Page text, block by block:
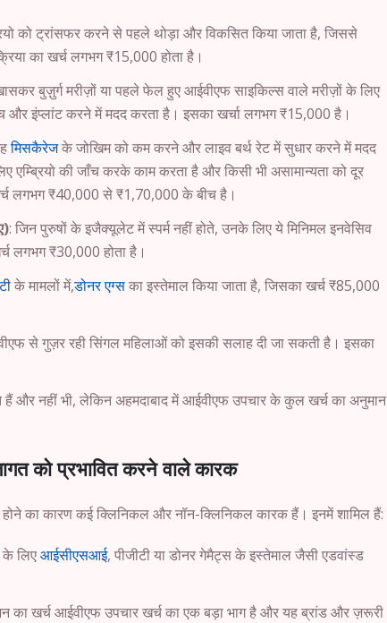
को ट्रांसफर करने से पहले थोड़ा और विकसित किया जाता है, जिससे
का खर्च लगभग ₹15,000 होता है।
बुज़ुर्ग मरीज़ों या पहले फेल हुए आईवीएफ साइकिल्स वाले मरीज़ों के लिए
और इंप्लांट करने में मदद करता है। इसका खर्चा लगभग ₹15,000 है।
मिसकैरेजके जोखिम को कम करने और लाइव बर्थ रेट में सुधार करने में मदद
एम्ब्रियो की जाँच करके काम करता है और किसी भी असामान्यता को दूर
लगभग ₹40,000 से ₹1,70,000 के बीच है।
: जिन पुरुषों के इजैक्यूलेट में स्पर्म नहीं होते, उनके लिए ये मिनिमल इनवेसिव
लगभग ₹30,000 होता है।
के मामलों में,डोनर एग्सका इस्तेमाल किया जाता है, जिसका खर्च ₹85,000
से गुज़र रही सिंगल महिलाओं को इसकी सलाह दी जा सकती है। इसका
और नहीं भी, लेकिन अहमदाबाद में आईवीएफ उपचार के कुल खर्च का अनुमान
को प्रभावित करने वाले कारक
का कारण कई क्लिनिकल ​​और नॉन-क्लिनिकल ​​कारक हैं। इनमें शामिल हैं:
के लिएआईसीएसआई, पीजीटी या डोनर गेमैट्स के इस्तेमाल जैसी एडवांस्ड
का खर्च आईवीएफ उपचार खर्च का एक बड़ा भाग है और यह ब्रांड और ज़रूरी